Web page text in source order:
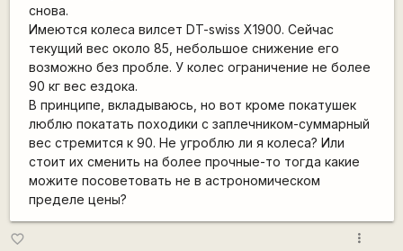
снова.
Имеются колеса вилсет DT-swiss X1900. Сейчас
текущий вес около 85, небольшое снижение его
возможно без пробле. У колес ограничение не более
90 кг вес ездока.
В принципе, вкладываюсь, но вот кроме покатушек
люблю покатать походики с заплечником-суммарный
вес стремится к 90. Не угроблю ли я колеса? Или
стоит их сменить на более прочные-то тогда какие
можите посоветовать не в астрономическом
пределе цены?
favorite_border more_vert